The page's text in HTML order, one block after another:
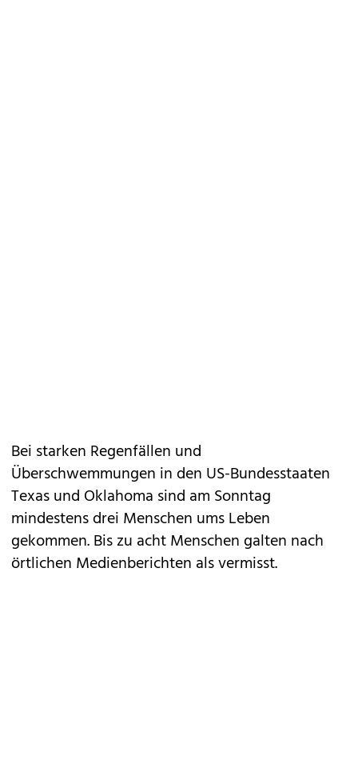
Bei starken Regenfällen und
Überschwemmungen in den US-Bundesstaaten
Texas und Oklahoma sind am Sonntag
mindestens drei Menschen ums Leben
gekommen. Bis zu acht Menschen galten nach
örtlichen Medienberichten als vermisst.